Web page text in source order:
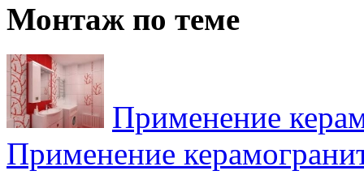
Монтаж по теме
Применение
Применение